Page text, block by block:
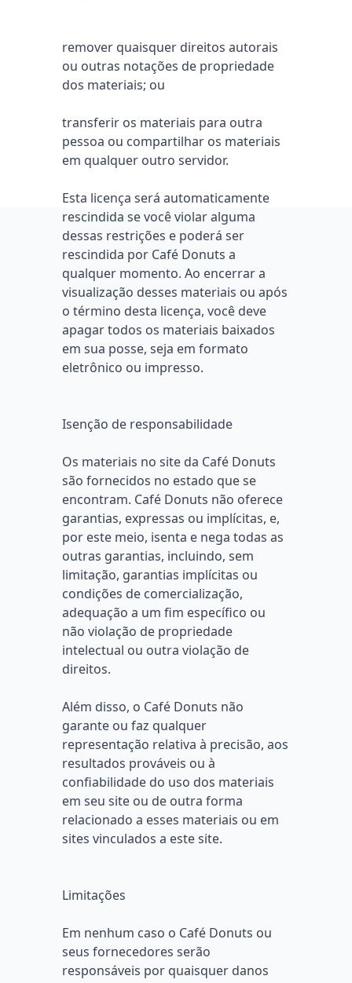
remover quaisquer direitos autorais
ou outras notações de propriedade
dos materiais; ou
transferir os materiais para outra
pessoa ou compartilhar os materiais
em qualquer outro servidor.
Esta licença será automaticamente
rescindida se você violar alguma
dessas restrições e poderá ser
rescindida por Café Donuts a
qualquer momento. Ao encerrar a
visualização desses materiais ou após
o término desta licença, você deve
apagar todos os materiais baixados
em sua posse, seja em formato
eletrônico ou impresso.
Isenção de responsabilidade
Os materiais no site da Café Donuts
são fornecidos no estado que se
encontram. Café Donuts não oferece
garantias, expressas ou implícitas, e,
por este meio, isenta e nega todas as
outras garantias, incluindo, sem
limitação, garantias implícitas ou
condições de comercialização,
adequação a um fim específico ou
não violação de propriedade
intelectual ou outra violação de
direitos.
Além disso, o Café Donuts não
garante ou faz qualquer
representação relativa à precisão, aos
resultados prováveis ​​ou à
confiabilidade do uso dos materiais
em seu site ou de outra forma
relacionado a esses materiais ou em
sites vinculados a este site.
Limitações
Em nenhum caso o Café Donuts ou
seus fornecedores serão
responsáveis ​​por quaisquer danos